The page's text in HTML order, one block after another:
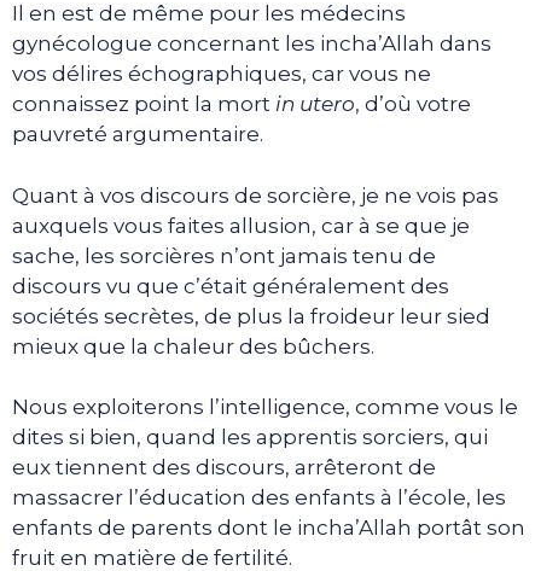
Il en est de même pour les médecins
gynécologue concernant les incha’Allah dans
vos délires échographiques, car vous ne
connaissez point la mort in utero, d’où votre
pauvreté argumentaire.
Quant à vos discours de sorcière, je ne vois pas
auxquels vous faites allusion, car à se que je
sache, les sorcières n’ont jamais tenu de
discours vu que c’était généralement des
sociétés secrètes, de plus la froideur leur sied
mieux que la chaleur des bûchers.
Nous exploiterons l’intelligence, comme vous le
dites si bien, quand les apprentis sorciers, qui
eux tiennent des discours, arrêteront de
massacrer l’éducation des enfants à l’école, les
enfants de parents dont le incha’Allah portât son
fruit en matière de fertilité.